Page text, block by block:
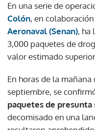
En una serie de
Colón, en
Aeronaval (Senan), ha
3,000 paquetes de
valor estimado
En horas de la
septiembre, se
paquetes de presunta
decomisado en una